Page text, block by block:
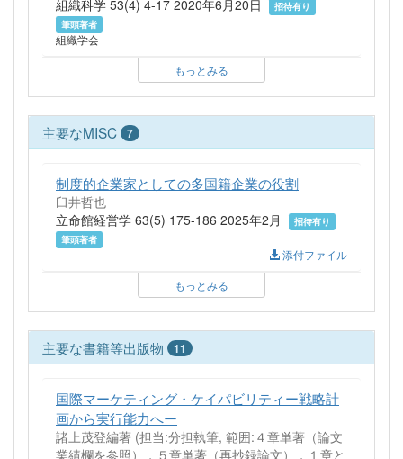
組織科学 53(4) 4-17 2020年6月20日
招待有り
筆頭著者
組織学会
もっとみる
主要なMISC 7
制度的企業家としての多国籍企業の役割
臼井哲也
立命館経営学 63(5) 175-186 2025年2月
招待有り
筆頭著者
添付ファイル
もっとみる
主要な書籍等出版物 11
国際マーケティング・ケイパビリティー戦略計
画から実行能力へー
諸上茂登編著 (担当:分担執筆, 範囲:４章単著（論文
業績欄を参照），５章単著（再抄録論文），１章と